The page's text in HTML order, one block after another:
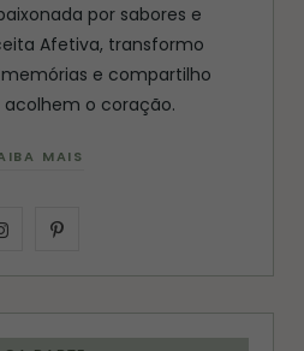
por sabores e
Afetiva, transformo
e compartilho
o coração.
MAIS
I
n
s
P
i
n